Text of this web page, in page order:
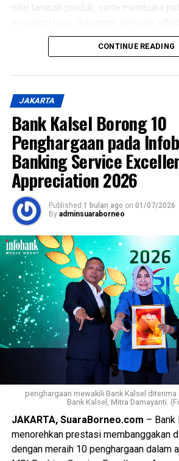
nilai tambah produk, serta membuka
salah satu fokus Bank Kalsel dalam
pertumbuhan ekonomi daerah secara
Festival ini menghadirkan beragam
seperti Soto Banjar, Ketupat Kandangan,
aneka wadai tradisional. Kehadiran
unggulan tersebut diharapkan mampu
kuliner Banjar sebagai bagian dari
memiliki potensi besar menembus
Melalui kolaborasi antara dunia
pelaku usaha, Festival Kuliner Khas
diharapkan menjadi penggerak ekonomi
Selain melestarikan warisan kuliner
juga membuka peluang peningkatan
UMKM sekaligus memperkuat posisi
Kalimantan Selatan di tengah
semakin kompetitif. [adv]
Views: 52
Bagikan ke
WhatsApp 0 Facebook
Messenger 0 Twitter/X
CONTINUE READING
JAKARTA
Bank Kalsel Borong 10
Penghargaan pada
Banking Service
Appreciation 2026
Published 1 bulan ago on 01/07/2026
By adminsuaraborneo
penghargaan mewakili Bank Kalsel diterima
Bank Kalsel, Mitra Damayanti.
JAKARTA, SuaraBorneo.com – Bank
menorehkan prestasi membanggakan
dengan meraih 10 penghargaan dalam